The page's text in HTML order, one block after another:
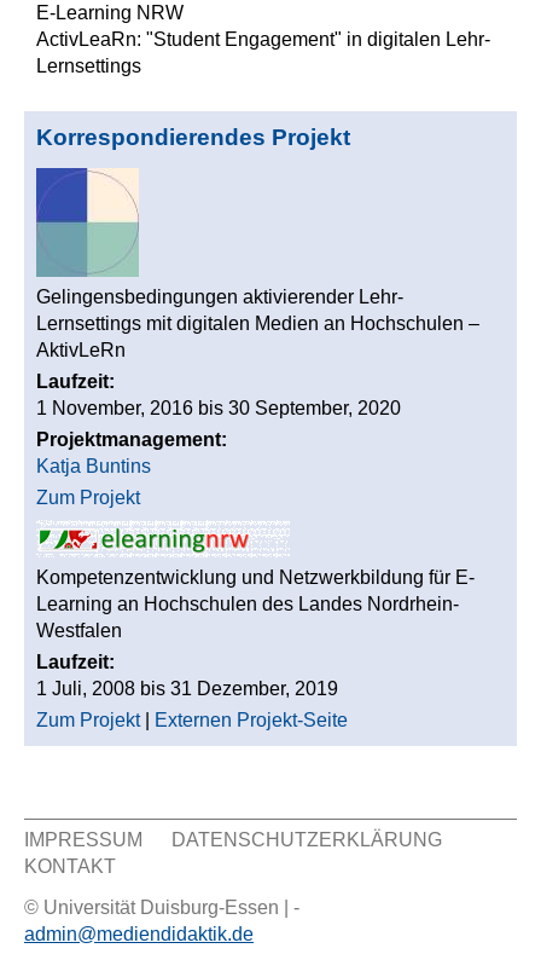
E-Learning NRW
ActivLeaRn: "Student Engagement" in digitalen Lehr-
Lernsettings
Korrespondierendes Projekt
Gelingensbedingungen aktivierender Lehr-
Lernsettings mit digitalen Medien an Hochschulen –
AktivLeRn
Laufzeit:
1 November, 2016 bis 30 September, 2020
Projektmanagement:
Katja Buntins
Zum Projekt
Kompetenzentwicklung und Netzwerkbildung für E-
Learning an Hochschulen des Landes Nordrhein-
Westfalen
Laufzeit:
1 Juli, 2008 bis 31 Dezember, 2019
Zum Projekt| Externen Projekt-Seite
Sekundär Menü
IMPRESSUM
DATENSCHUTZERKLÄRUNG
KONTAKT
© Universität Duisburg-Essen | -
admin@mediendidaktik.de